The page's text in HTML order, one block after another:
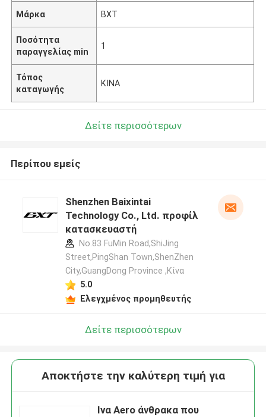
Μάρκα BXT
Ποσότητα
παραγγελίας min
1
Τόπος
καταγωγής
ΚΙΝΑ
Δείτε περισσότερων
Περίπου εμείς
Shenzhen Baixintai
Technology Co., Ltd. προφίλ
κατασκευαστή
No.83 FuMin Road,ShiJing
Street,PingShan Town,ShenZhen
City,GuangDong Province ,Κίνα
5.0
Ελεγχμένος προμηθευτής
Δείτε περισσότερων
Αποκτήστε την καλύτερη τιμή για
Ίνα Aero άνθρακα που